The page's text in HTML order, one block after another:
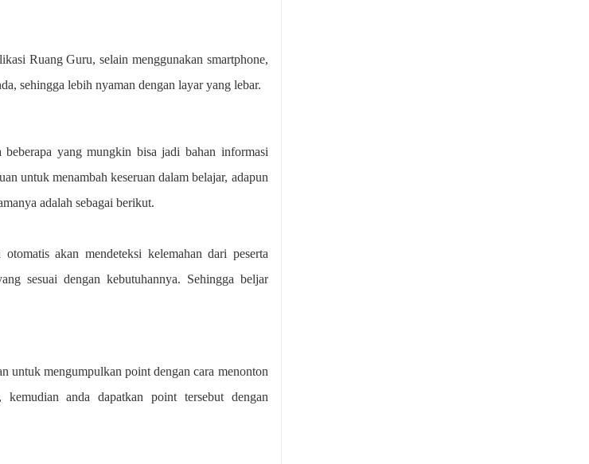
Ruang Guru, selain menggunakan smartphone,
sehingga lebih nyaman dengan layar yang lebar.
yang mungkin bisa jadi bahan informasi
untuk menambah keseruan dalam belajar, adapun
adalah sebagai berikut.
akan mendeteksi kelemahan dari peserta
sesuai dengan kebutuhannya. Sehingga beljar
untuk mengumpulkan point dengan cara menonton
kemudian anda dapatkan point tersebut dengan